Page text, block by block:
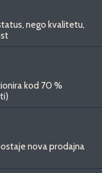
nego kvalitetu,
kod 70 %
nova prodajna